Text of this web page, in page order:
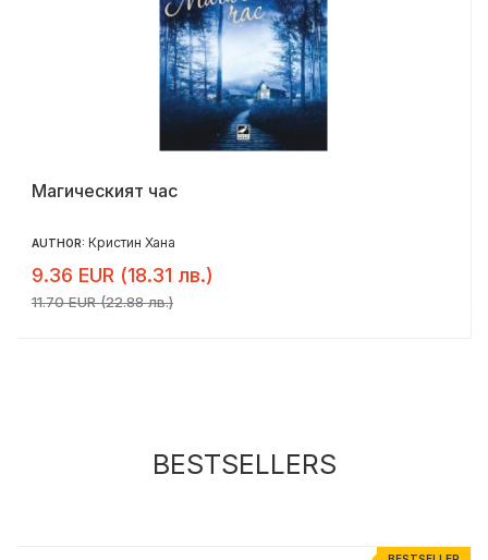
Магическият час
AUTHOR: Кристин Хана
9.36 EUR (18.31 лв.)
11.70 EUR (22.88 лв.)
BESTSELLERS